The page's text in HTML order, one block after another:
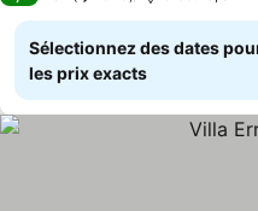
Sélectionnez des dates
les prix exacts